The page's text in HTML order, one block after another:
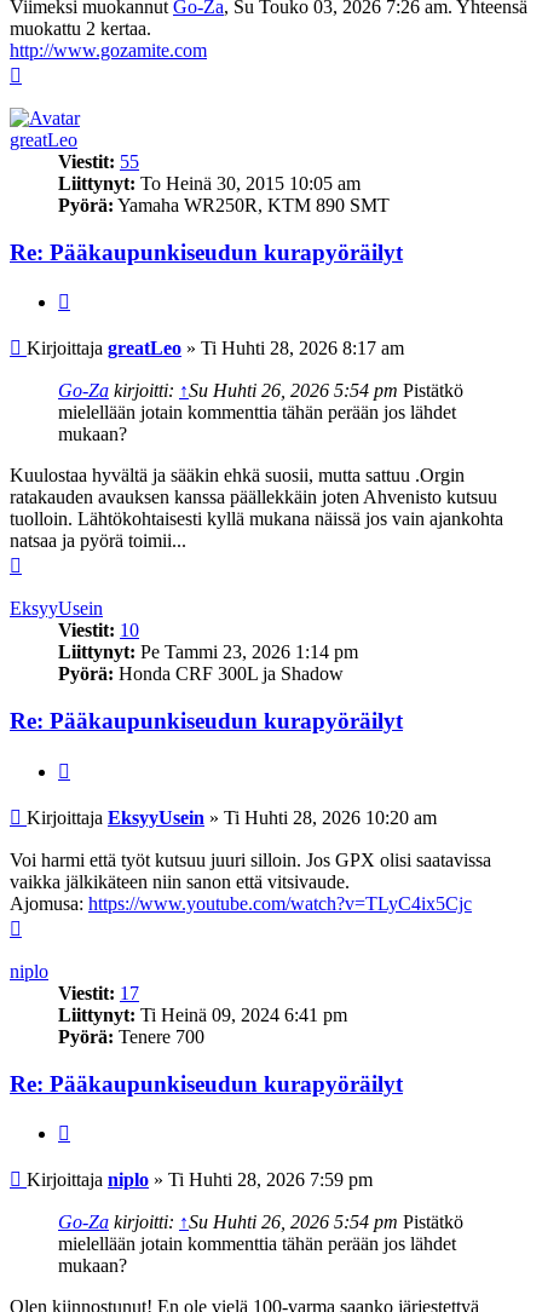
Viimeksi muokannut Go-Za, Su Touko 03, 2026 7:26 am. Yhteensä
muokattu 2 kertaa.
http://www.gozamite.com
greatLeo
Viestit: 55
Liittynyt: To Heinä 30, 2015 10:05 am
Pyörä: Yamaha WR250R, KTM 890 SMT
Re: Pääkaupunkiseudun kurapyöräilyt
Viesti
Kirjoittaja greatLeo » Ti Huhti 28, 2026 8:17 am
Go-Za kirjoitti: ↑Su Huhti 26, 2026 5:54 pm Pistätkö
mielellään jotain kommenttia tähän perään jos lähdet
mukaan?
Kuulostaa hyvältä ja sääkin ehkä suosii, mutta sattuu .Orgin
ratakauden avauksen kanssa päällekkäin joten Ahvenisto kutsuu
tuolloin. Lähtökohtaisesti kyllä mukana näissä jos vain ajankohta
natsaa ja pyörä toimii...
EksyyUsein
Viestit: 10
Liittynyt: Pe Tammi 23, 2026 1:14 pm
Pyörä: Honda CRF 300L ja Shadow
Re: Pääkaupunkiseudun kurapyöräilyt
Viesti
Kirjoittaja EksyyUsein » Ti Huhti 28, 2026 10:20 am
Voi harmi että työt kutsuu juuri silloin. Jos GPX olisi saatavissa
vaikka jälkikäteen niin sanon että vitsivaude.
Ajomusa: https://www.youtube.com/watch?v=TLyC4ix5Cjc
niplo
Viestit: 17
Liittynyt: Ti Heinä 09, 2024 6:41 pm
Pyörä: Tenere 700
Re: Pääkaupunkiseudun kurapyöräilyt
Viesti
Kirjoittaja niplo » Ti Huhti 28, 2026 7:59 pm
Go-Za kirjoitti: ↑Su Huhti 26, 2026 5:54 pm Pistätkö
mielellään jotain kommenttia tähän perään jos lähdet
mukaan?
Olen kiinnostunut! En ole vielä 100-varma saanko järjestettyä